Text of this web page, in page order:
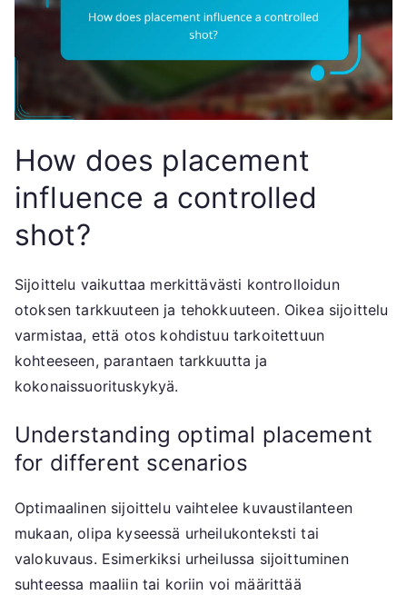
How does placement
influence a controlled
shot?
Sijoittelu vaikuttaa merkittävästi kontrolloidun
otoksen tarkkuuteen ja tehokkuuteen. Oikea sijoittelu
varmistaa, että otos kohdistuu tarkoitettuun
kohteeseen, parantaen tarkkuutta ja
kokonaissuorituskykyä.
Understanding optimal placement
for different scenarios
Optimaalinen sijoittelu vaihtelee kuvaustilanteen
mukaan, olipa kyseessä urheilukonteksti tai
valokuvaus. Esimerkiksi urheilussa sijoittuminen
suhteessa maaliin tai koriin voi määrittää